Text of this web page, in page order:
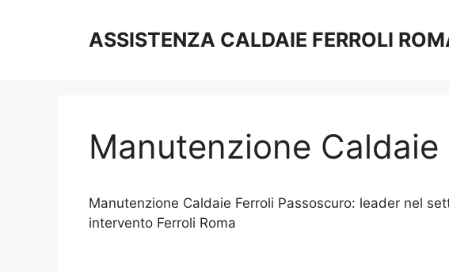
ASSISTENZA CALDAIE FERROLI
Manutenzione
Manutenzione Caldaie Ferroli Passoscuro: leader nel
intervento Ferroli Roma